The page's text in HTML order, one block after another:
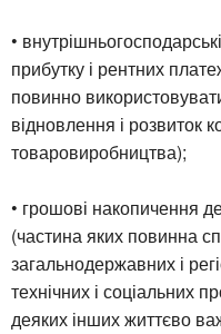
•
прибутку і рентних
повинно
відновлення і розвиток
товаровиробництва);
• грошові накопичення
(частина яких повинна
загальнодержавних і
технічних і соціальних
деяких інших життєво